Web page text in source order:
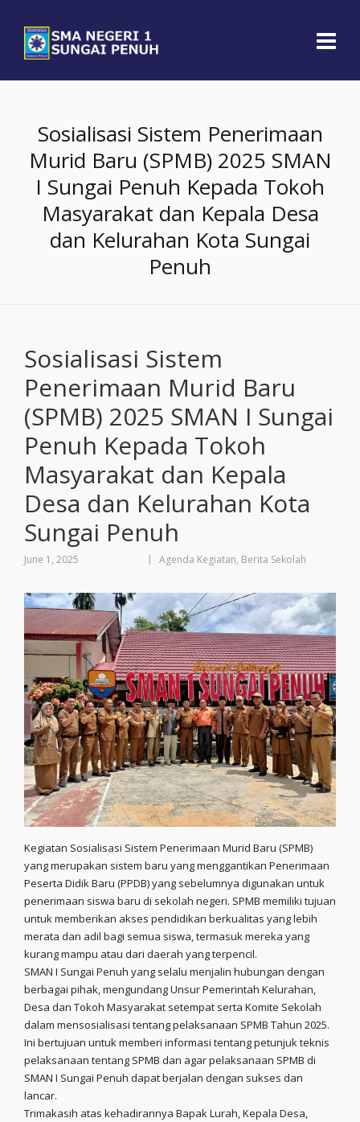
Sosialisasi Sistem Penerimaan
Murid Baru (SPMB) 2025 SMAN
I Sungai Penuh Kepada Tokoh
Masyarakat dan Kepala Desa
dan Kelurahan Kota Sungai
Penuh
Sosialisasi Sistem
Penerimaan Murid Baru
(SPMB) 2025 SMAN I Sungai
Penuh Kepada Tokoh
Masyarakat dan Kepala
Desa dan Kelurahan Kota
Sungai Penuh
June 1, 2025 Agenda Kegiatan, Berita Sekolah
Kegiatan Sosialisasi Sistem Penerimaan Murid Baru (SPMB)
yang merupakan sistem baru yang menggantikan Penerimaan
Peserta Didik Baru (PPDB) yang sebelumnya digunakan untuk
penerimaan siswa baru di sekolah negeri. SPMB memiliki tujuan
untuk memberikan akses pendidikan berkualitas yang lebih
merata dan adil bagi semua siswa, termasuk mereka yang
kurang mampu atau dari daerah yang terpencil.
SMAN I Sungai Penuh yang selalu menjalin hubungan dengan
berbagai pihak, mengundang Unsur Pemerintah Kelurahan,
Desa dan Tokoh Masyarakat setempat serta Komite Sekolah
dalam mensosialisasi tentang pelaksanaan SPMB Tahun 2025.
Ini bertujuan untuk memberi informasi tentang petunjuk teknis
pelaksanaan tentang SPMB dan agar pelaksanaan SPMB di
SMAN I Sungai Penuh dapat berjalan dengan sukses dan
lancar.
Trimakasih atas kehadirannya Bapak Lurah, Kepala Desa,